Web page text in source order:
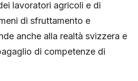
lavoratori agricoli e di
di sfruttamento e
anche alla realtà svizzera e
di competenze di